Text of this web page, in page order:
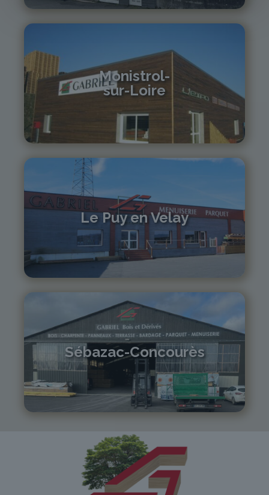
Monistrol-
sur-Loire
monistrol@gabriel-sa.fr
Le Puy en Velay
04 71 01 13 30
lepuy@gabriel-sa.fr
Sébazac-Concourès
05 81 55 83 89
monistrol@gabriel-sa.fr